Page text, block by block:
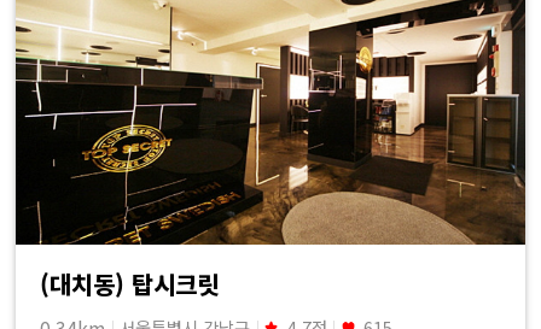
(대치동) 탑시크릿